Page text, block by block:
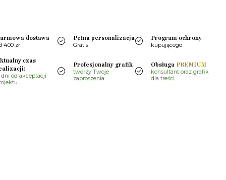
dostawa
400 zł
Pełna personalizacja
Gratis
Program ochrony
kupującego
czas
od akceptacji
Profesjonalny grafik
tworzy Twoje
zaproszenia
Obsługa PREMIUM
konsultant oraz grafik
dla treści